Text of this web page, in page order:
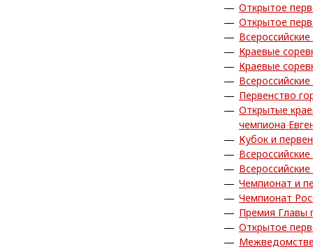
Открытое
Открытое
Краевые
Краевые
Первенство
Открытые
чемпиона
Кубок и
Чемпионат и
Чемпионат
Премия Главы
Открытое